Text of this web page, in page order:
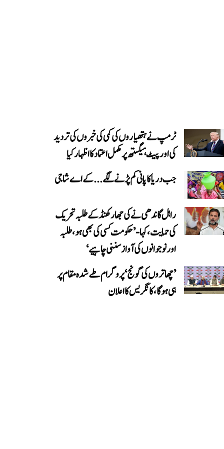
ٹرمپ نے ہتھیاروں کی کمی کی خبروں کی تردید
کی اور پیٹ ہیگستھ پر مکمل اعتماد کا اظہار کیا
جب دریا کا پانی کم پڑنے لگے...کے اے شاجی
راہل گاندھی نے کی جھارکھنڈ کے طلبہ تحریک
کی حمایت، کہا- ’حکومت کسی کی بھی ہو، طلبہ
اور نوجوانوں کی آواز سننی چاہیے‘
’چھاتروں کی گونج‘ پروگرام طے شدہ مقام پر
ہی ہوگا، کانگریس کا اعلان